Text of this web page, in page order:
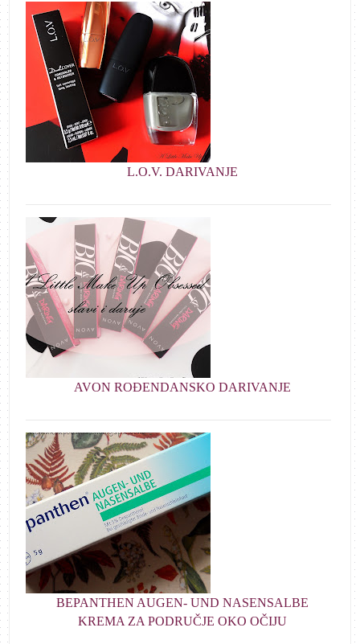
L.O.V. DARIVANJE
AVON ROĐENDANSKO DARIVANJE
BEPANTHEN AUGEN- UND NASENSALBE
KREMA ZA PODRUČJE OKO OČIJU